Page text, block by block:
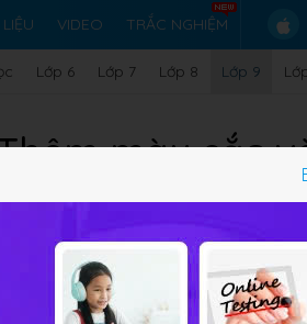
VIDEO TRẮC NGHIỆM
Lớp 6 Lớp 7 Lớp 8 Lớp 9
màu sắc
học 9
BT SGK 0 FAQ